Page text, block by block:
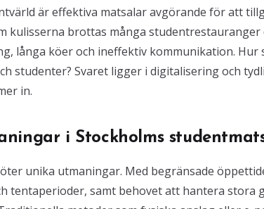
är effektiva matsalar avgörande för att
kulisserna brottas många studentrestauranger
långa köer och ineffektiv kommunikation. Hur
studenter? Svaret ligger i digitalisering och
in.
i Stockholms
unika utmaningar. Med begränsade
tentaperioder, samt behovet att hantera stora